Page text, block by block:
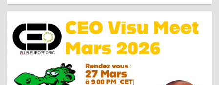
u
i
n
e
R
o